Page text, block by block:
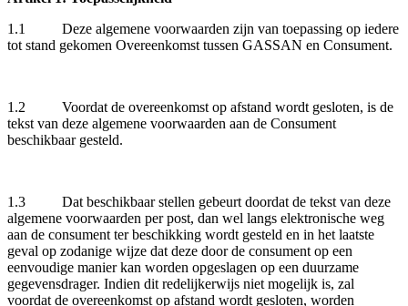
1.1 Deze algemene voorwaarden zijn van toepassing op iedere
tot stand gekomen Overeenkomst tussen GASSAN en Consument.
1.2 Voordat de overeenkomst op afstand wordt gesloten, is de
tekst van deze algemene voorwaarden aan de Consument
beschikbaar gesteld.
1.3 Dat beschikbaar stellen gebeurt doordat de tekst van deze
algemene voorwaarden per post, dan wel langs elektronische weg
aan de consument ter beschikking wordt gesteld en in het laatste
geval op zodanige wijze dat deze door de consument op een
eenvoudige manier kan worden opgeslagen op een duurzame
gegevensdrager. Indien dit redelijkerwijs niet mogelijk is, zal
voordat de overeenkomst op afstand wordt gesloten, worden